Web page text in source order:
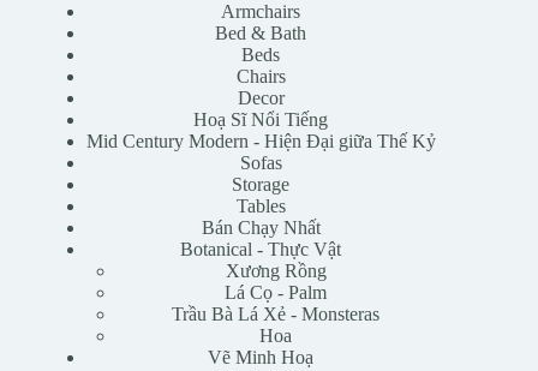
Armchairs
Bed & Bath
Beds
Chairs
Decor
Hoạ Sĩ Nổi Tiếng
Mid Century Modern - Hiện Đại giữa Thế Kỷ
Sofas
Storage
Tables
Bán Chạy Nhất
Botanical - Thực Vật
Xương Rồng
Lá Cọ - Palm
Trầu Bà Lá Xẻ - Monsteras
Hoa
Vẽ Minh Hoạ